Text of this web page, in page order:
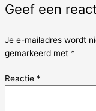
Geef een
Je e-mailadres wordt
gemarkeerd met *
Reactie *